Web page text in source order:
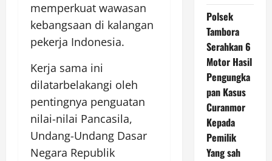
memperkuat wawasan
kebangsaan di kalangan
pekerja Indonesia.
Kerja sama ini
dilatarbelakangi oleh
pentingnya penguatan
nilai-nilai Pancasila,
Undang-Undang Dasar
Negara Republik
Polsek
Tambora
Serahkan 6
Motor Hasil
Pengungka
pan Kasus
Curanmor
Kepada
Pemilik
Yang sah